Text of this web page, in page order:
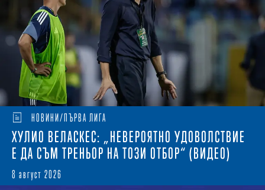
НОВИНИ/ПЪРВА ЛИГА
ХУЛИО ВЕЛАСКЕС: „НЕВЕРОЯТНО УДОВОЛСТВИЕ
Е ДА СЪМ ТРЕНЬОР НА ТОЗИ ОТБОР“ (ВИДЕО)
8 август 2026